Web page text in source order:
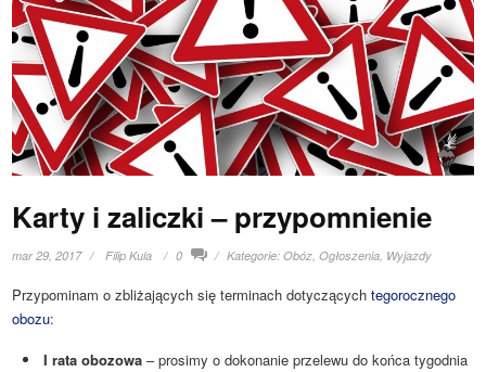
Karty i zaliczki – przypomnienie
mar 29, 2017 Filip Kula 0 Kategorie:Obóz,Ogłoszenia, Wyjazdy
Przypominam o zbliżających się terminach dotyczącychtegorocznego
obozu:
I rata obozowa – prosimy o dokonanie przelewu do końca tygodnia